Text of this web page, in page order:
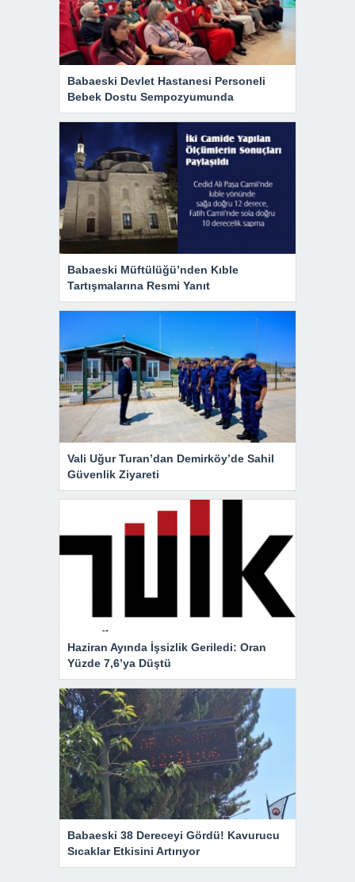
Babaeski Devlet Hastanesi Personeli
Bebek Dostu Sempozyumunda
Babaeski Müftülüğü’nden Kıble
Tartışmalarına Resmi Yanıt
Vali Uğur Turan’dan Demirköy’de Sahil
Güvenlik Ziyareti
Haziran Ayında İşsizlik Geriledi: Oran
Yüzde 7,6’ya Düştü
Babaeski 38 Dereceyi Gördü! Kavurucu
Sıcaklar Etkisini Artırıyor